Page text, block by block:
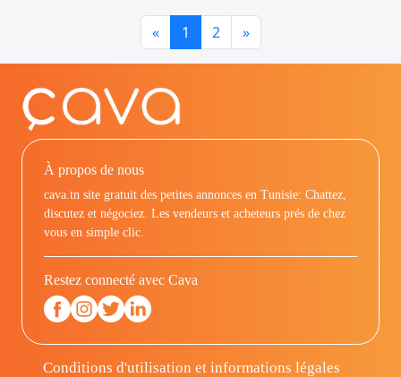
«Previous
1 2 »Next
À propos de nous
cava.tn site gratuit des petites annonces en Tunisie: Chattez,
discutez et négociez. Les vendeurs et acheteurs prés de chez
vous en simple clic.
Restez connecté avec Cava
Conditions d'utilisation et informations légales